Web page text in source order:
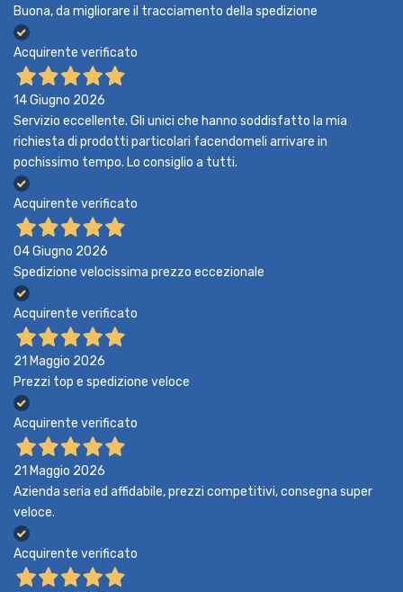
Buona, da migliorare il tracciamento della spedizione
Acquirente verificato
14 Giugno 2026
Servizio eccellente. Gli unici che hanno soddisfatto la mia
richiesta di prodotti particolari facendomeli arrivare in
pochissimo tempo. Lo consiglio a tutti.
Acquirente verificato
04 Giugno 2026
Spedizione velocissima prezzo eccezionale
Acquirente verificato
21 Maggio 2026
Prezzi top e spedizione veloce
Acquirente verificato
21 Maggio 2026
Azienda seria ed affidabile, prezzi competitivi, consegna super
veloce.
Acquirente verificato